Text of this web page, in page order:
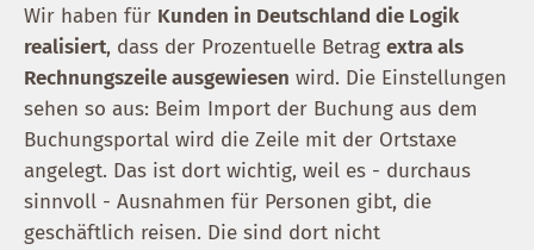
Wir haben für Kunden in Deutschland die Logik
realisiert, dass der Prozentuelle Betrag extra als
Rechnungszeile ausgewiesen wird. Die Einstellungen
sehen so aus: Beim Import der Buchung aus dem
Buchungsportal wird die Zeile mit der Ortstaxe
angelegt. Das ist dort wichtig, weil es - durchaus
sinnvoll - Ausnahmen für Personen gibt, die
geschäftlich reisen. Die sind dort nicht